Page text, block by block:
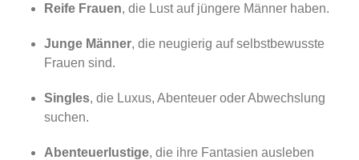
Reife Frauen, die Lust auf jüngere Männer haben.
Junge Männer, die neugierig auf selbstbewusste
Frauen sind.
Singles, die Luxus, Abenteuer oder Abwechslung
suchen.
Abenteuerlustige, die ihre Fantasien ausleben